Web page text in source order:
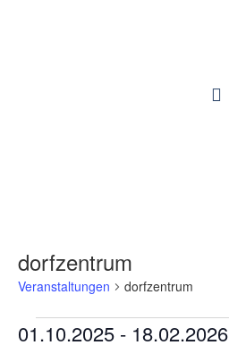
dorfzentrum
Veranstaltungen dorfzentrum
01.10.2025 - 18.02.2026